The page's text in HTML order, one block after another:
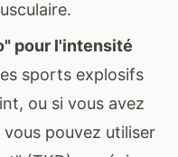
pour l'intensité
sports explosifs
ou si vous avez
pouvez utiliser